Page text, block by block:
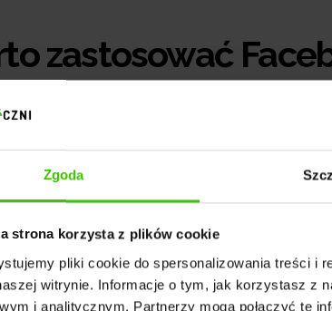
Zgoda
strona korzysta z plików cookie
pliki cookie do spersonalizowania treści i
witrynie. Informacje o tym, jak korzystasz z
i analitycznym. Partnerzy mogą połączyć te
zastosować
oferuje liczne korzyści, które
Główne zalety FAN to:
partnerskich aplikacjach mobilnych i stronach
FAN korzysta z zaawansowanych narzędzi